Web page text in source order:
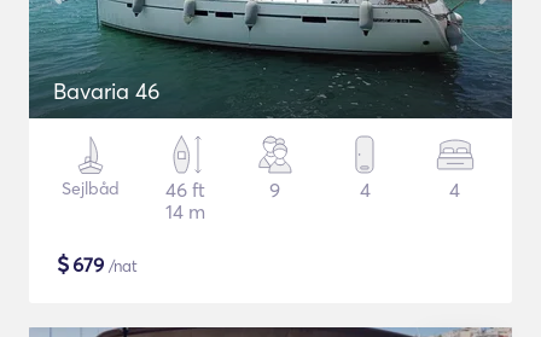
Bavaria 46
Sejlbåd
46 ft
14 m
9 4 4
$679 /nat